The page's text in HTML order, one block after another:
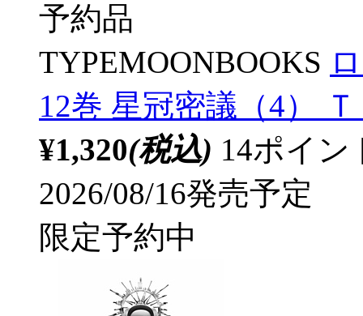
予約品
TYPEMOONBOOKS
12巻 星冠密議（4）
¥1,320(税込) 14ポイ
2026/08/16発売予定
限定予約中